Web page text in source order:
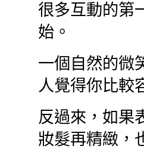
很多互動的第
始。
一個自然的微
人覺得你比較
反過來，如果
妝髮再精緻，